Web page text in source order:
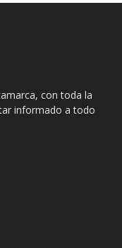
con toda la
informado a todo